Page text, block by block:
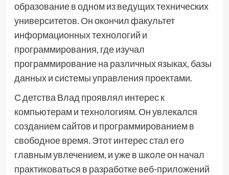
образование в одном из ведущих технических
университетов. Он окончил факультет
информационных технологий и
программирования, где изучал
программирование на различных языках, базы
данных и системы управления проектами.
С детства Влад проявлял интерес к
компьютерам и технологиям. Он увлекался
созданием сайтов и программированием в
свободное время. Этот интерес стал его
главным увлечением, и уже в школе он начал
практиковаться в разработке веб-приложений